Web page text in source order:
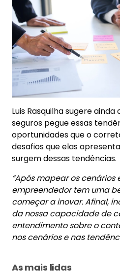
Luis Rasquilha sugere
seguros pegue essas
oportunidades que o
desafios que elas
surgem dessas tendências.
“Após mapear os cenários
empreendedor tem uma
começar a inovar. Afinal,
da nossa capacidade de
entendimento sobre o
nos cenários e nas
As mais lidas